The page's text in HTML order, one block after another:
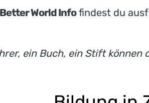
Better World Infofindest du
ein Buch, ein Stift können